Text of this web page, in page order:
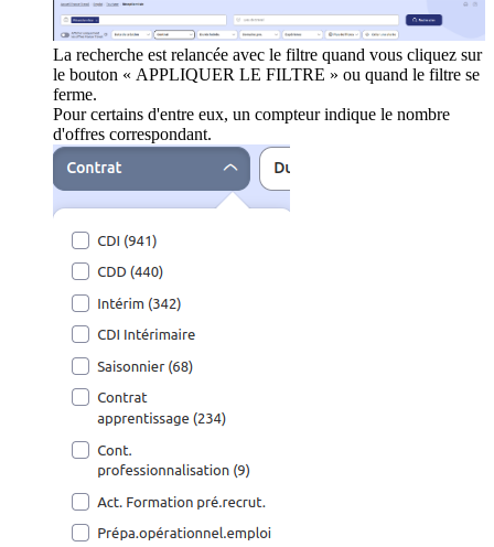
La recherche est relancée avec le filtre quand vous cliquez sur
le bouton « APPLIQUER LE FILTRE » ou quand le filtre se
ferme.
Pour certains d'entre eux, un compteur indique le nombre
d'offres correspondant.